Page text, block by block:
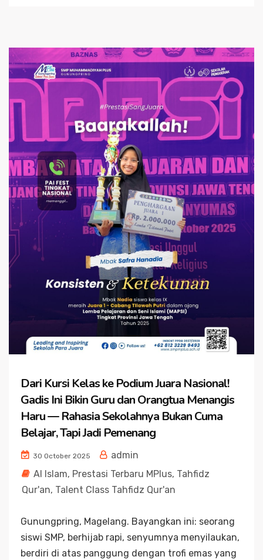
Dari Kursi Kelas ke Podium Juara Nasional!
Gadis Ini Bikin Guru dan Orangtua Menangis
Haru — Rahasia Sekolahnya Bukan Cuma
Belajar, Tapi Jadi Pemenang
30 October 2025
admin
Al Islam, Prestasi Terbaru MPlus, Tahfidz
Qur'an, Talent Class Tahfidz Qur'an
Gunungpring, Magelang. Bayangkan ini: seorang
siswi SMP, berhijab rapi, senyumnya menyilaukan,
berdiri di atas panggung dengan trofi emas yang